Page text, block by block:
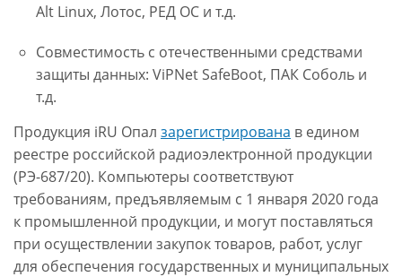
Alt Linux, Лотос, РЕД ОС и т.д.
Совместимость с отечественными средствами
защиты данных: ViPNet SafeBoot, ПАК Соболь и
т.д.
Продукция iRU Опал зарегистрирована в едином
реестре российской радиоэлектронной продукции
(РЭ-687/20). Компьютеры соответствуют
требованиям, предъявляемым с 1 января 2020 года
к промышленной продукции, и могут поставляться
при осуществлении закупок товаров, работ, услуг
для обеспечения государственных и муниципальных